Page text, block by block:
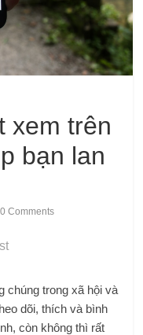
xem trên
bạn lan
0 Comments
chúng trong xã hội và
dõi, thích và bình
còn không thì rất